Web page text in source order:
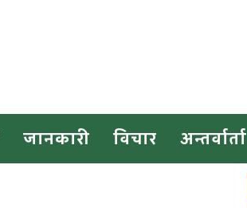
जानकारी विचार अन्तर्वार्ता